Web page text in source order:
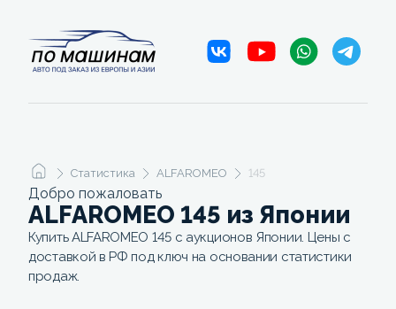
Статистика ALFAROMEO 145
Добро пожаловать
ALFAROMEO 145 из Японии
Купить ALFAROMEO 145 с аукционов Японии. Цены с
доставкой в РФ под ключ на основании статистики
продаж.